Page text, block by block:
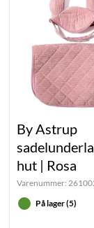
By Astrup
hut | Rosa
Varenummer:
På lager (5)